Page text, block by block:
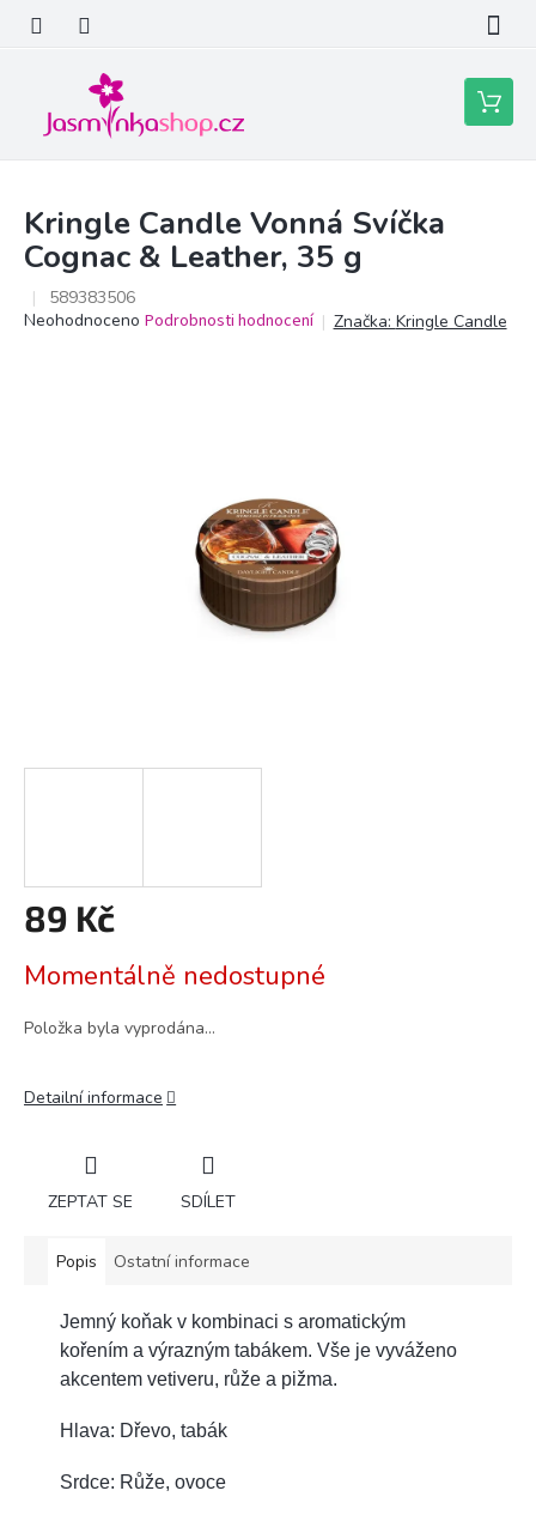
obsah
Nákupní
košík
Kringle Candle Vonná Svíčka
Cognac & Leather, 35 g
589383506
Průměrné
Neohodnoceno Podrobnosti hodnocení Značka: Kringle Candle
89 Kč
cena:
Momentálně nedostupné
Položka byla vyprodána…
Detailní informace
ZEPTAT SE SDÍLET
Popis Ostatní informace
Jemný koňak v kombinaci s aromatickým
kořením a výrazným tabákem. Vše je vyváženo
akcentem vetiveru, růže a pižma.
Hlava: Dřevo, tabák
Srdce: Růže, ovoce